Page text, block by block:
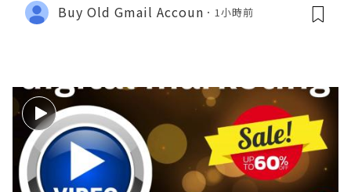
Buy Old Gmail Accoun 1小時前